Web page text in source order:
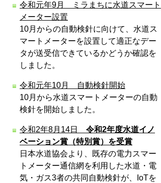
令和元年9月 ミラまちに水道スマート
メーター設置
10月からの自動検針に向けて、水道ス
マートメーターを設置して適正なデー
タが送受信できているかどうか確認を
しました。
令和元年10月 自動検針開始
10月から水道スマートメーターの自動
検針を開始しました。
令和2年8月14日 令和2年度水道イノ
ベーション賞（特別賞）を受賞
日本水道協会より、既存の電力スマー
トメーター通信網を利用した水道・電
気・ガス3者の共同自動検針が、IoTを